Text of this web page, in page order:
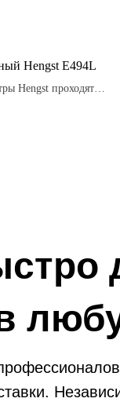
Hengst E494L
Hengst проходят